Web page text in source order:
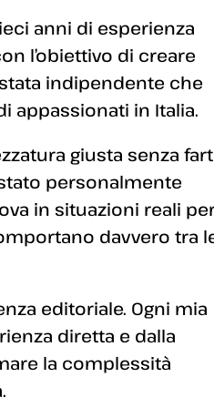
anni di esperienza
l’obiettivo di creare
indipendente che
appassionati in Italia.
giusta senza
personalmente
in situazioni reali
davvero tra
editoriale. Ogni mia
diretta e dalla
la complessità